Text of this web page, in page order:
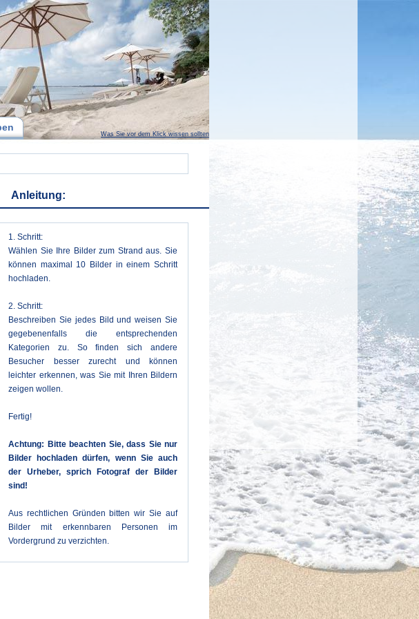
Was Sie vor dem Klick wissen sollten
Anleitung:
1. Schritt:
Wählen Sie Ihre Bilder zum Strand aus. Sie
können maximal 10 Bilder in einem Schritt
hochladen.
2. Schritt:
Beschreiben Sie jedes Bild und weisen Sie
gegebenenfalls die entsprechenden
Kategorien zu. So finden sich andere
Besucher besser zurecht und können
leichter erkennen, was Sie mit Ihren Bildern
zeigen wollen.
Fertig!
Achtung: Bitte beachten Sie, dass Sie nur
Bilder hochladen dürfen, wenn Sie auch
der Urheber, sprich Fotograf der Bilder
sind!
Aus rechtlichen Gründen bitten wir Sie auf
Bilder mit erkennbaren Personen im
Vordergrund zu verzichten.